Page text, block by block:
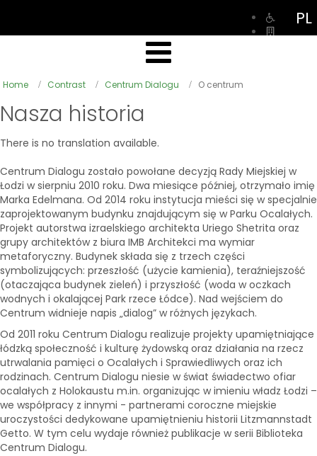
PL
Home Contrast Centrum Dialogu O centrum
Nasza historia
There is no translation available.
Centrum Dialogu zostało powołane decyzją Rady Miejskiej w
Łodzi w sierpniu 2010 roku. Dwa miesiące później, otrzymało imię
Marka Edelmana. Od 2014 roku instytucja mieści się w specjalnie
zaprojektowanym budynku znajdującym się w Parku Ocalałych.
Projekt autorstwa izraelskiego architekta Uriego Shetrita oraz
grupy architektów z biura IMB Architekci ma wymiar
metaforyczny. Budynek składa się z trzech części
symbolizujących: przeszłość (użycie kamienia), teraźniejszość
(otaczająca budynek zieleń) i przyszłość (woda w oczkach
wodnych i okalającej Park rzece Łódce). Nad wejściem do
Centrum widnieje napis „dialog” w różnych językach.
Od 2011 roku Centrum Dialogu realizuje projekty upamiętniające
łódzką społeczność i kulturę żydowską oraz działania na rzecz
utrwalania pamięci o Ocalałych i Sprawiedliwych oraz ich
rodzinach. Centrum Dialogu niesie w świat świadectwo ofiar
ocalałych z Holokaustu m.in. organizując w imieniu władz Łodzi –
we współpracy z innymi - partnerami coroczne miejskie
uroczystości dedykowane upamiętnieniu historii Litzmannstadt
Getto. W tym celu wydaje również publikacje w serii Biblioteka
Centrum Dialogu.